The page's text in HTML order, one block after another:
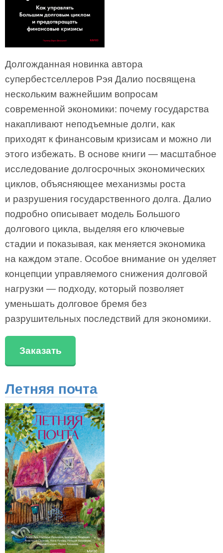
Долгожданная новинка автора
супербестселлеров Рэя Далио посвящена
нескольким важнейшим вопросам
современной экономики: почему государства
накапливают неподъемные долги, как
приходят к финансовым кризисам и можно ли
этого избежать. В основе книги — масштабное
исследование долгосрочных экономических
циклов, объясняющее механизмы роста
и разрушения государственного долга. Далио
подробно описывает модель Большого
долгового цикла, выделяя его ключевые
стадии и показывая, как меняется экономика
на каждом этапе. Особое внимание он уделяет
концепции управляемого снижения долговой
нагрузки — подходу, который позволяет
уменьшать долговое бремя без
разрушительных последствий для экономики.
Заказать
Летняя почта